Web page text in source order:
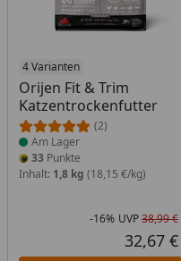
4 Varianten
Orijen Fit & Trim
Katzentrockenfutter
(2)
Produkt am Lager
Am Lager
33 Punkte
Inhalt: 1,8 kg (18,15 €/kg)
-16% UVP38,99 €
32,67 €